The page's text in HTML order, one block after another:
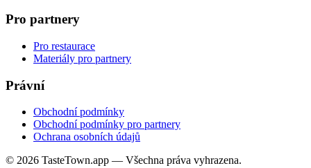
Pro partnery
Pro restaurace
Materiály pro partnery
Právní
Obchodní podmínky
Obchodní podmínky pro partnery
Ochrana osobních údajů
© 2026 TasteTown.app — Všechna práva vyhrazena.